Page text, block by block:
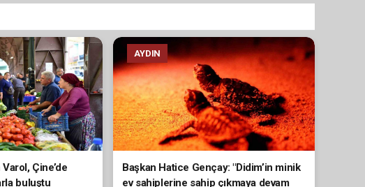
Çine’de
buluştu
AYDIN
Başkan Hatice Gençay: "Didim’in minik
ev sahiplerine sahip çıkmaya devam